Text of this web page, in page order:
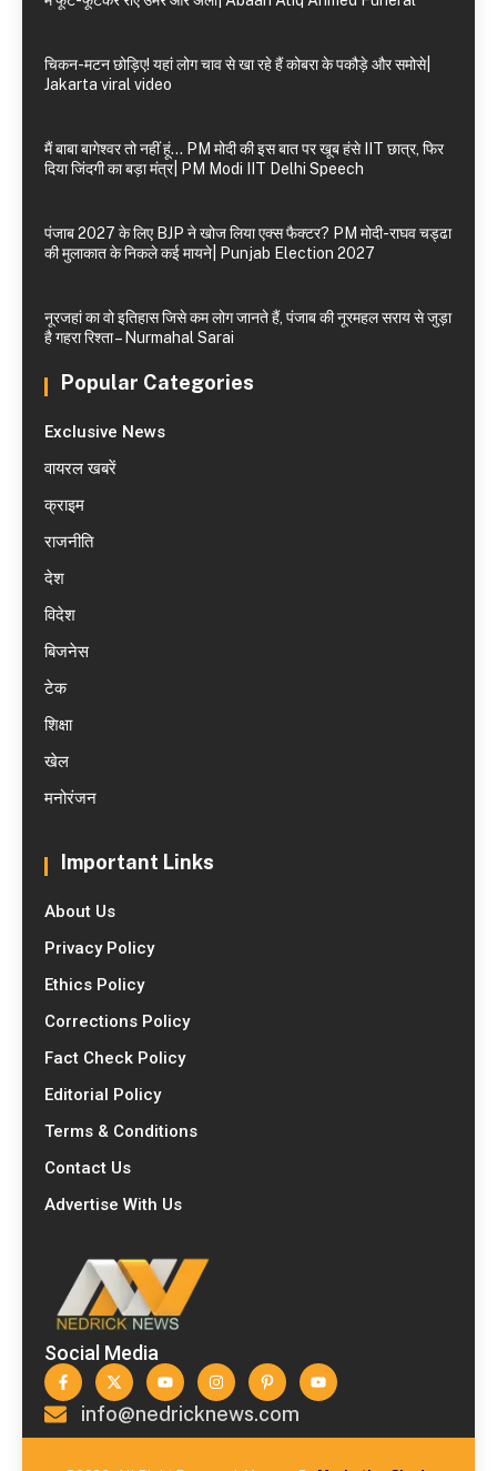
चिकन-मटन छोड़िए! यहां लोग चाव से खा रहे हैं कोबरा के पकौड़े और समोसे|
Jakarta viral video
मैं बाबा बागेश्वर तो नहीं हूं… PM मोदी की इस बात पर खूब हंसे IIT छात्र, फिर
दिया जिंदगी का बड़ा मंत्र| PM Modi IIT Delhi Speech
पंजाब 2027 के लिए BJP ने खोज लिया एक्स फैक्टर? PM मोदी-राघव चड्ढा
की मुलाकात के निकले कई मायने| Punjab Election 2027
नूरजहां का वो इतिहास जिसे कम लोग जानते हैं, पंजाब की नूरमहल सराय से जुड़ा
है गहरा रिश्ता – Nurmahal Sarai
Popular Categories
Exclusive News
वायरल खबरें
क्राइम
राजनीति
देश
विदेश
बिजनेस
टेक
शिक्षा
खेल
मनोरंजन
Important Links
About Us
Privacy Policy
Ethics Policy
Corrections Policy
Fact Check Policy
Editorial Policy
Terms & Conditions
Contact Us
Advertise With Us
Social Media
info@nedricknews.com